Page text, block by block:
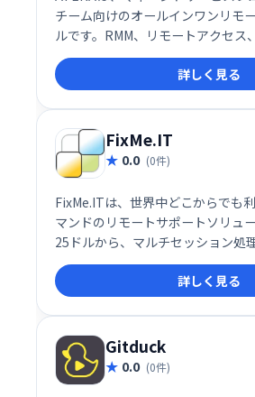
チーム向けのオールインワンリモ
ルです。RMM、リモートアクセス
ク機能などを統合し、効率的なIT
30日間の無料トライアルで、その
い。
詳しく見る
FixMe.IT
0.0 (0件)
FixMe.ITは、世界中どこからでも
マンドのリモートサポートソリュ
25ドルから、マルチセッション処
ト、最大150台のデバイスへのア
ンディング、マルチモニター対応、
ど、充実した機能で無人での即時
す。
詳しく見る
Gitduck
0.0 (0件)